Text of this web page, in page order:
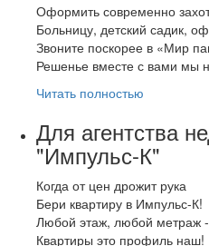
Оформить современно
Больницу, детский садик,
Звоните поскорее в «Мир
Решенье вместе с вами мы
Читать полностью
Для агентства
"Импульс-К"
Когда от цен дрожит рука
Бери квартиру в Импульс-К!
Любой этаж, любой метраж -
Квартиры это профиль наш!